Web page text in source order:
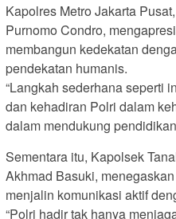
Kapolres Metro Jakarta
Purnomo Condro,
membangun kedekatan
pendekatan humanis.
“Langkah sederhana seperti
dan kehadiran Polri dalam
dalam mendukung
Sementara itu, Kapolsek
Akhmad Basuki,
menjalin komunikasi aktif
“Polri hadir tak hanya